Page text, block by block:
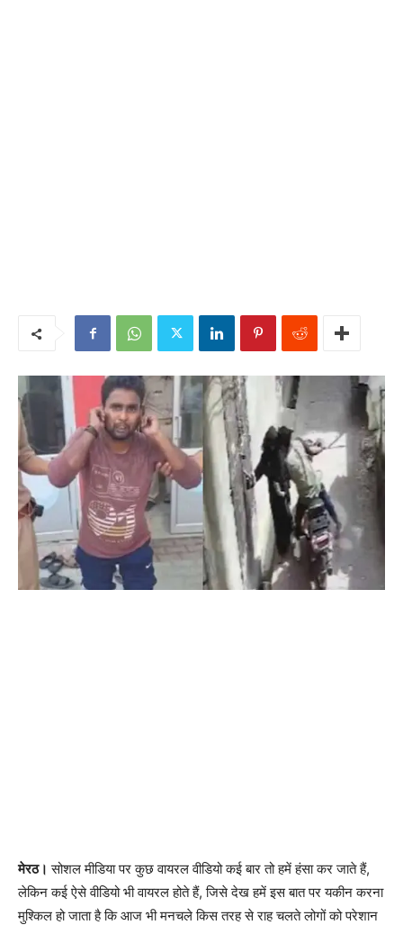
मेरठ। सोशल मीडिया पर कुछ वायरल वीडियो कई बार तो हमें हंसा कर जाते हैं,
लेकिन कई ऐसे वीडियो भी वायरल होते हैं, जिसे देख हमें इस बात पर यकीन करना
मुश्किल हो जाता है कि आज भी मनचले किस तरह से राह चलते लोगों को परेशान